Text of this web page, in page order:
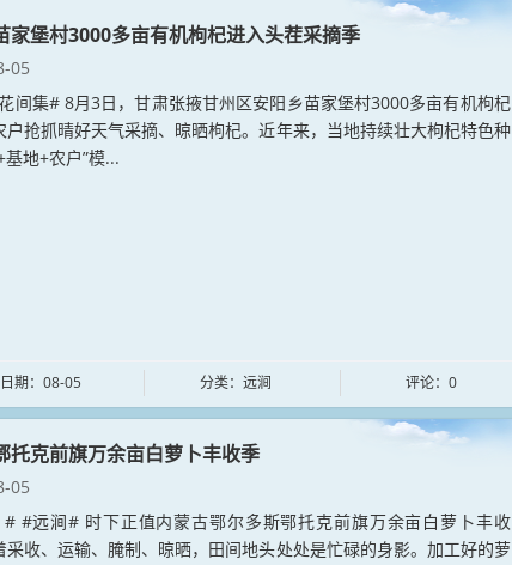
家堡村3000多亩有机枸杞进入头茬采摘季
05
集# 8月3日，甘肃张掖甘州区安阳乡苗家堡村3000多亩有机枸杞
户抢抓晴好天气采摘、晾晒枸杞。近年来，当地持续壮大枸杞特色种
地+农户”模...
日期：08-05 分类：远涧 评论：0
托克前旗万余亩白萝卜丰收季
05
#远涧# 时下正值内蒙古鄂尔多斯鄂托克前旗万余亩白萝卜丰收
采收、运输、腌制、晾晒，田间地头处处是忙碌的身影。加工好的萝